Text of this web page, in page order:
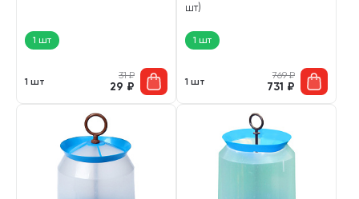
1 шт
1 шт
31₽
29 ₽
шт)
1 шт
1 шт
769₽
731 ₽